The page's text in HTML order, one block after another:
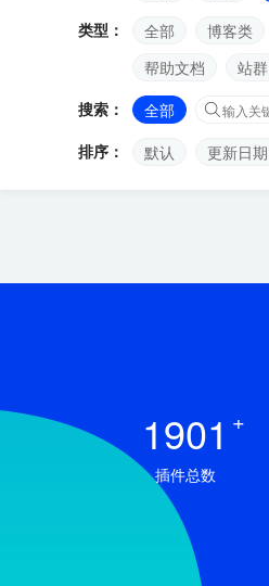
类型：
全部 博客类
帮助文档
站群
搜索：
全部
排序：
默认 更新日期
1901 +
插件总数